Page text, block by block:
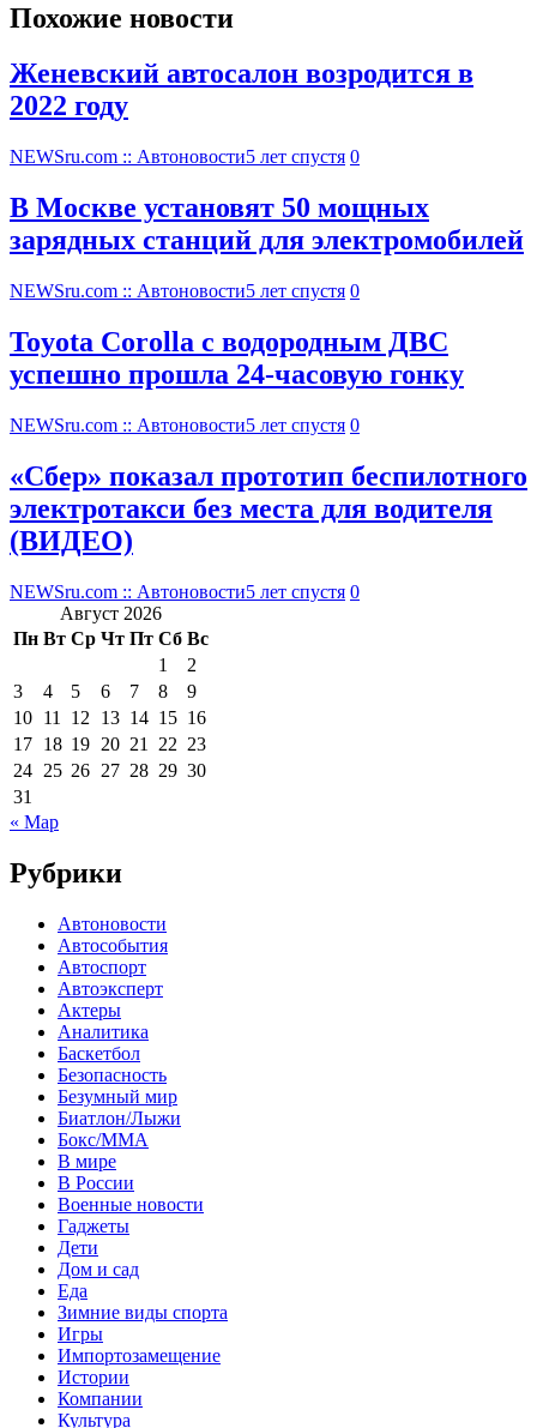
Похожие новости
Женевский автосалон возродится в
2022 году
NEWSru.com :: Автоновости5 лет спустя 0
В Москве установят 50 мощных
зарядных станций для электромобилей
NEWSru.com :: Автоновости5 лет спустя 0
Toyota Corolla с водородным ДВС
успешно прошла 24-часовую гонку
NEWSru.com :: Автоновости5 лет спустя 0
«Сбер» показал прототип беспилотного
электротакси без места для водителя
(ВИДЕО)
NEWSru.com :: Автоновости5 лет спустя 0
Август 2026
Пн Вт Ср Чт Пт Сб Вс
1
2
3
4 5 6 7 8
9
10 11 12 13 14 15 16
17 18 19 20 21 22 23
24 25 26 27 28 29 30
31
« Мар
Рубрики
Автоновости
Автособытия
Автоспорт
Автоэксперт
Актеры
Аналитика
Баскетбол
Безопасность
Безумный мир
Биатлон/Лыжи
Бокс/MMA
В мире
В России
Военные новости
Гаджеты
Дети
Дом и сад
Еда
Зимние виды спорта
Игры
Импортозамещение
Истории
Компании
Культура